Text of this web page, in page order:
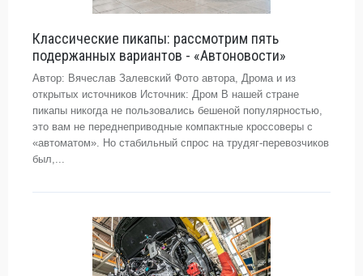
Классические пикапы: рассмотрим пять
подержанных вариантов - «Автоновости»
Автор: Вячеслав Залевский Фото автора, Дрома и из
открытых источников Источник: Дром В нашей стране
пикапы никогда не пользовались бешеной популярностью,
это вам не переднеприводные компактные кроссоверы с
«автоматом». Но стабильный спрос на трудяг-перевозчиков
был,...